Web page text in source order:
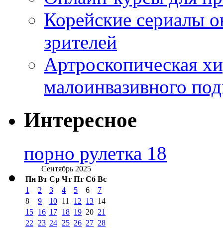
Корейские сериалы
зрителей
Артроскопическая
малоинвазивного
Интересное
порно рулетка 18
Сентябрь 2025
Пн Вт Ср Чт Пт Сб Вс
1 2 3 4 5 6
7
8
9 10 11 12 13 14
15 16 17 18 19 20 21
22
23 24 25 26 27 28